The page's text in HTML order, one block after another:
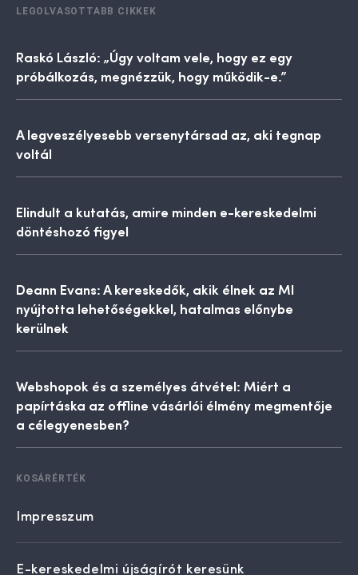
LEGOLVASOTTABB CIKKEK
Raskó László: „Úgy voltam vele, hogy ez egy
próbálkozás, megnézzük, hogy működik-e.”
A legveszélyesebb versenytársad az, aki tegnap
voltál
Elindult a kutatás, amire minden e-kereskedelmi
döntéshozó figyel
Deann Evans: A kereskedők, akik élnek az MI
nyújtotta lehetőségekkel, hatalmas előnybe
kerülnek
Webshopok és a személyes átvétel: Miért a
papírtáska az offline vásárlói élmény megmentője
a célegyenesben?
KOSÁRÉRTÉK
Impresszum
E-kereskedelmi újságírót keresünk